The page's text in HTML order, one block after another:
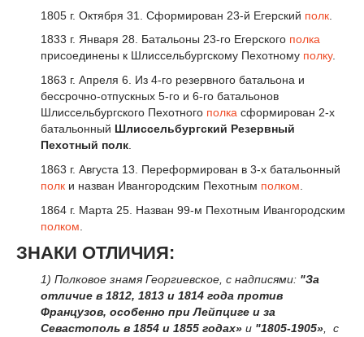
1805 г. Октября 31. Сформирован 23-й Егерский полк
1833 г. Января 28. Батальоны 23-го Егерского полка
присоединены к Шлиссельбургскому Пехотному полку.
1863 г. Апреля 6. Из 4-го резервного батальона и
бессрочно-отпускных 5-го и 6-го батальонов
Шлиссельбургского Пехотного полка сформирован 2-х
батальонный Шлиссельбургский Резервный
Пехотный полк
1863 г. Августа 13. Переформирован в 3-х батальонный
полк и назван Ивангородским Пехотным полком
1864 г. Марта 25. Назван 99-м Пехотным Ивангородским
полком
ЗНАКИ ОТЛИЧИЯ:
1) Полковое знамя Георгиевское, с надписями: "За
отличие в 1812, 1813 и 1814 года против
Французов, особенно при Лейпциге и за
Севастополь в 1854 и 1855 годах» и "1805-1905», с